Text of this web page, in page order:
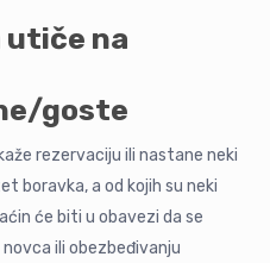
utiče na
goste
rezervaciju ili nastane neki
boravka, a od kojih su neki
će biti u obavezi da se
ili obezbeđivanju